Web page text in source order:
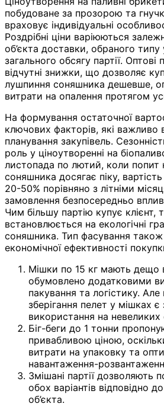
побудоване за прозорою та
враховує індивідуальні
Роздрібні ціни варіюються
об’єкта доставки, обраного типу
загального обсягу партії.
відчутні знижки, що дозволяє
лушпиння соняшника дешевше,
витрати на опалення протягом
На формування остаточної
ключових факторів, які важливо
планування закупівель.
роль у ціноутворенні на
листопада по лютий, коли попит
соняшника досягає піку,
20-50% порівняно з літніми
замовлення безпосередньо
Чим більшу партію купує клієнт,
встановлюється на екологічні
соняшника. Тип фасування
економічної ефективності
Мішки по 15 кг мають дещо
обумовлено додатковими
пакування та логістику.
зберігання пелет у мішках
використання на невеликих
Біг-беги до 1 тонни
привабливою ціною,
витрати на упаковку та
навантаження-
Змішані партії дозволяють
обох варіантів відповідно
об’єкта.